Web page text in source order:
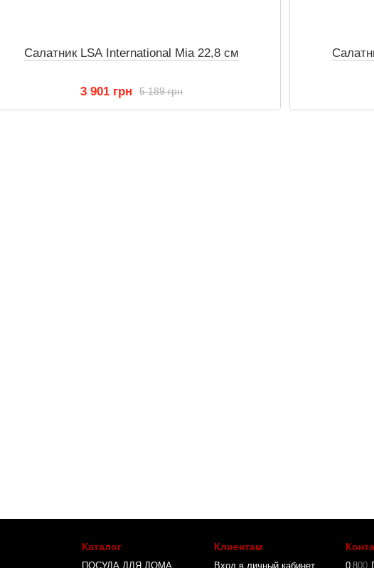
Салатник LSA International Mia 22,8 см
5 189 грн
3 901 грн
Каталог
ПОСУДА ДЛЯ ДОМА
Клиентам
Вход в личный кабинет 0 800